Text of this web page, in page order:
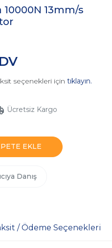
13mm/s
seçenekleri için tıklayın.
Ücretsiz Kargo
EKLE
Danış
/ Ödeme Seçenekleri